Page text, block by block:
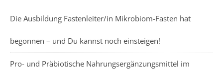
Die Ausbildung Fastenleiter/in Mikrobiom-Fasten hat
begonnen – und Du kannst noch einsteigen!
Pro- und Präbiotische Nahrungsergänzungsmittel im